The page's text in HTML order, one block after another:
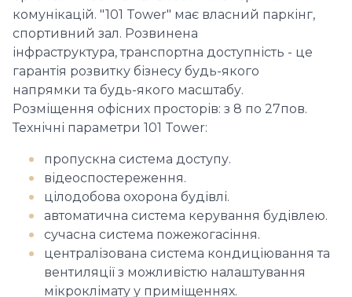
комунікацій. "101 Tower" має власний паркінг,
спортивний зал. Розвинена
інфраструктура, транспортна доступність - це
гарантія розвитку бізнесу будь-якого
напрямки та будь-якого масштабу.
Розміщення офісних просторів: з 8 по 27пов.
Технічні параметри 101 Tower:
пропускна система доступу.
відеоспостереження.
цілодобова охорона будівлі.
автоматична система керування будівлею.
сучасна система пожежогасіння.
централізована система кондиціювання та
вентиляції з можливістю налаштування
мікроклімату у приміщеннях.